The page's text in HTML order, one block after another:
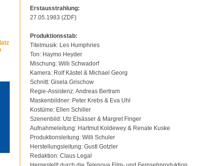
Erstausstrahlung:
27.05.1983 (ZDF)
Produktionsstab:
Titelmusik: Les Humphries
Ton: Haymo Heyder
Mischung: Willi Schwadorf
Kamera: Rolf Kästel & Michael Georg
Schnitt: Gisela Grischow
Regie-Assistenz: Andreas Bertram
Maskenbildner: Peter Krebs & Eva Uhl
Kostüme: Ellen Schiller
Szenenbild: Utz Elsässer & Margret Finger
Aufnahmeleitung: Hartmut Koldewey & Renate Kuske
Produktionsleitung: Willi Schuler
Herstellungsleitung: Gustl Gotzler
Redaktion: Claus Legal